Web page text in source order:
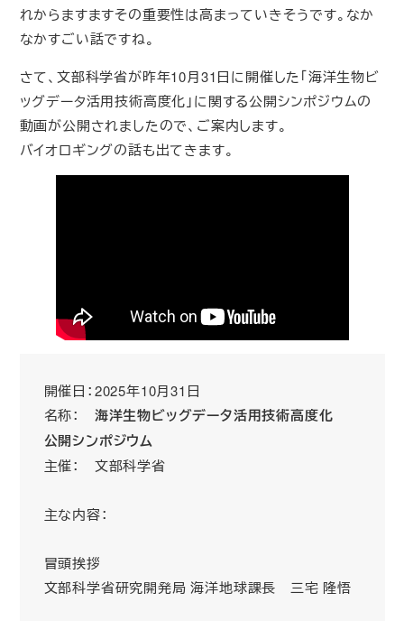
れからますますその重要性は高まっていきそうです。なか
なかすごい話ですね。
さて、文部科学省が昨年10月31日に開催した「海洋生物ビ
ッグデータ活用技術高度化」に関する公開シンポジウムの
動画が公開されましたので、ご案内します。
バイオロギングの話も出てきます。
開催日：2025年10月31日
名称： 海洋生物ビッグデータ活用技術高度化
公開シンポジウム
主催： 文部科学省
主な内容：
冒頭挨拶
文部科学省研究開発局 海洋地球課長 三宅 隆悟